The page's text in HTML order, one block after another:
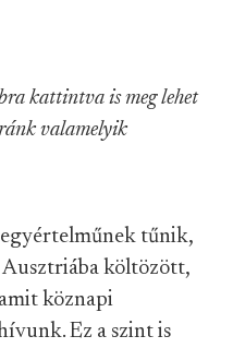
kattintva is meg lehet
valamelyik
tűnik,
költözött,
köznapi
Ez a szint is